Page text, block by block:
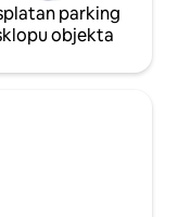
parking
objekta